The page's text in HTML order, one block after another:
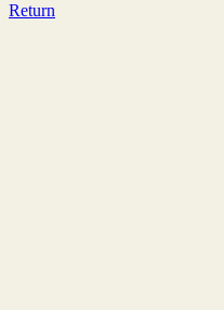
Return